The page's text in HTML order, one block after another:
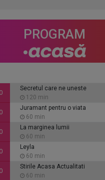
PROGRAM
Secretul care ne uneste
120 min
Juramant pentru o viata
60 min
La marginea lumii
60 min
Leyla
60 min
Stirile Acasa Actualitati
60 min